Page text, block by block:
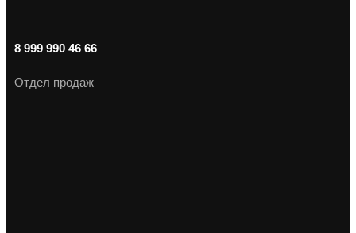
8 999 990 46 66
Отдел продаж